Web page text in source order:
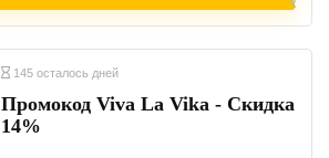
145 осталось дней
Промокод Viva La Vika - Скидка
14%